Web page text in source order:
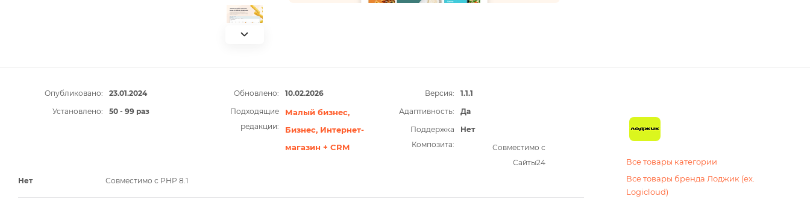
Опубликовано: 23.01.2024 Обновлено: 10.02.2026 Версия:
1.1.1
Установлено:
50 - 99 раз
Подходящие
редакции:
Малый бизнес,
Бизнес, Интернет-
магазин + CRM
Адаптивность:
Да
Поддержка
Композита:
Нет
Совместимо с
Сайты24
Нет
Совместимо с PHP 8.1
Все товары категории
Все товары бренда Лоджик (ex.
Logicloud)